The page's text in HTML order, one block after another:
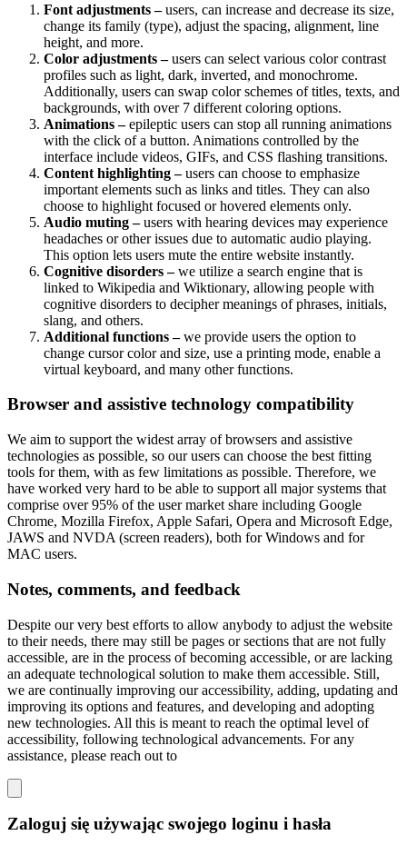
Font adjustments –users, can increase and decrease its size,
change its family (type), adjust the spacing, alignment, line
height, and more.
Color adjustments –users can select various color contrast
profiles such as light, dark, inverted, and monochrome.
Additionally, users can swap color schemes of titles, texts, and
backgrounds, with over 7 different coloring options.
Animations –epileptic users can stop all running animations
with the click of a button. Animations controlled by the
interface include videos, GIFs, and CSS flashing transitions.
Content highlighting –users can choose to emphasize
important elements such as links and titles. They can also
choose to highlight focused or hovered elements only.
Audio muting –users with hearing devices may experience
headaches or other issues due to automatic audio playing.
This option lets users mute the entire website instantly.
Cognitive disorders –we utilize a search engine that is
linked to Wikipedia and Wiktionary, allowing people with
cognitive disorders to decipher meanings of phrases, initials,
slang, and others.
Additional functions –we provide users the option to
change cursor color and size, use a printing mode, enable a
virtual keyboard, and many other functions.
Browser and assistive technology compatibility
We aim to support the widest array of browsers and assistive
technologies as possible, so our users can choose the best fitting
tools for them, with as few limitations as possible. Therefore, we
have worked very hard to be able to support all major systems that
comprise over 95% of the user market share including Google
Chrome, Mozilla Firefox, Apple Safari, Opera and Microsoft Edge,
JAWS and NVDA (screen readers), both for Windows and for
MAC users.
Notes, comments, and feedback
Despite our very best efforts to allow anybody to adjust the website
to their needs, there may still be pages or sections that are not fully
accessible, are in the process of becoming accessible, or are lacking
an adequate technological solution to make them accessible. Still,
we are continually improving our accessibility, adding, updating and
improving its options and features, and developing and adopting
new technologies. All this is meant to reach the optimal level of
accessibility, following technological advancements. For any
assistance, please reach out to
Zaloguj się używając swojego loginu i hasła